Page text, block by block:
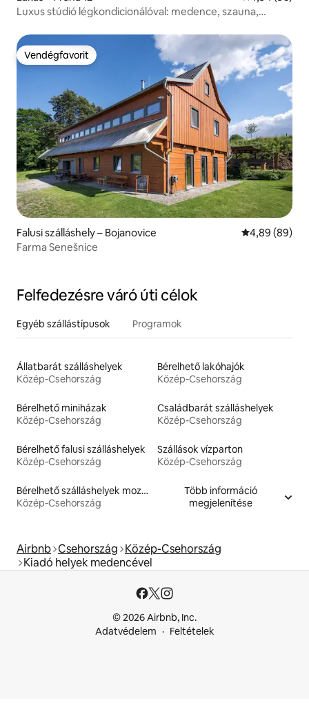
Luxus stúdió légkondicionálóval: medence, szauna,
Vendégfavorit
Vendégfavorit
Falusi szálláshely – Bojanovice Átlagos
4,89 (89)
Farma Senešnice
Felfedezésre váró úti célok
Egyéb szállástípusok Programok
Állatbarát szálláshelyek
Közép-Csehország
Bérelhető lakóhajók
Közép-Csehország
Bérelhető miniházak
Közép-Csehország
Családbarát szálláshelyek
Közép-Csehország
Bérelhető falusi szálláshelyek
Közép-Csehország
Szállások vízparton
Közép-Csehország
Bérelhető szálláshelyek mozgáskorlátozottaknak megfelelő magasságú ággyal
Közép-Csehország
Több információ
megjelenítése
Airbnb Csehország Közép-Csehország
Kiadó helyek medencével
© 2026 Airbnb, Inc.
Adatvédelem
Feltételek